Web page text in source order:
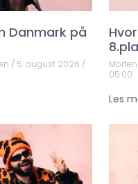
Danmark på
5. august 2026
05:00
Les